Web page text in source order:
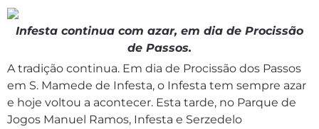
Infesta continua com azar, em dia de Procissão
de Passos.
A tradição continua. Em dia de Procissão dos Passos
em S. Mamede de Infesta, o Infesta tem sempre azar
e hoje voltou a acontecer. Esta tarde, no Parque de
Jogos Manuel Ramos, Infesta e Serzedelo